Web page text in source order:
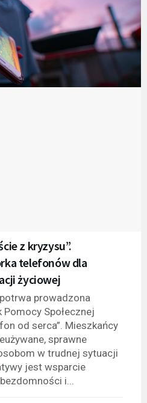
z kryzysu”.
telefonów dla
życiowej
prowadzona
Społecznej
od serca”. Mieszkańcy
sprawne
w trudnej sytuacji
jest wsparcie
i...